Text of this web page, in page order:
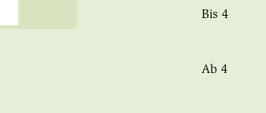
Bis 4
Ab 4